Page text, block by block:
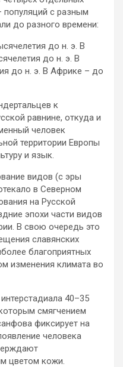
популяций с разным
до разного времени:
до н. э. В
до н. э. В
до н. э. В Африке – до
к
равнине, откуда и
человек
территории Европы
и язык.
видов (с эры
в Северном
на Русской
эпохи части видов
В свою очередь это
славянских
благоприятных
изменения климата во
40–35
смягчением
фиксирует на
человека
цветом кожи.